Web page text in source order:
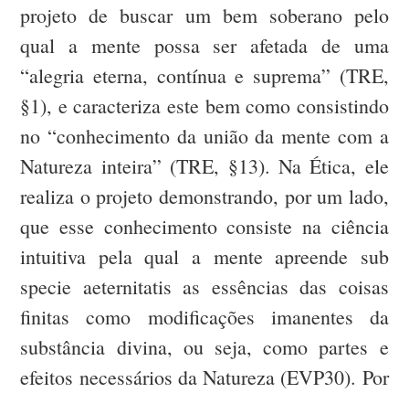
projeto de buscar um bem soberano pelo
qual a mente possa ser afetada de uma
“alegria eterna, contínua e suprema” (TRE,
§1), e caracteriza este bem como consistindo
no “conhecimento da união da mente com a
Natureza inteira” (TRE, §13). Na Ética, ele
realiza o projeto demonstrando, por um lado,
que esse conhecimento consiste na ciência
intuitiva pela qual a mente apreende sub
specie aeternitatis as essências das coisas
finitas como modificações imanentes da
substância divina, ou seja, como partes e
efeitos necessários da Natureza (EVP30). Por